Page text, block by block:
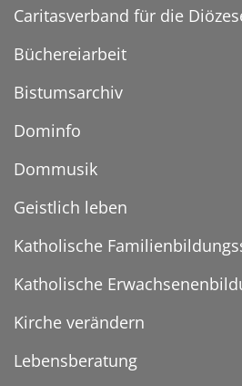
Caritasverband für die
Büchereiarbeit
Bistumsarchiv
Dominfo
Dommusik
Geistlich leben
Katholische
Katholische
Kirche verändern
Lebensberatung